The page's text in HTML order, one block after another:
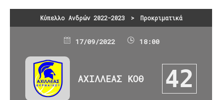
main
Κύπελλο Ανδρών 2022-2023 > Προκριματικά
17/09/2022 18:00
ΑΧΙΛΛΕΑΣ ΚΟΘ 42